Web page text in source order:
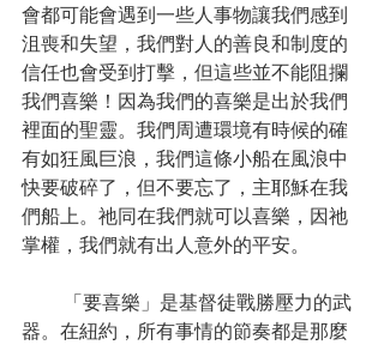
會都可能會遇到一些人事物讓我們感到
沮喪和失望，我們對人的善良和制度的
信任也會受到打擊，但這些並不能阻攔
我們喜樂！因為我們的喜樂是出於我們
裡面的聖靈。我們周遭環境有時候的確
有如狂風巨浪，我們這條小船在風浪中
快要破碎了，但不要忘了，主耶穌在我
們船上。祂同在我們就可以喜樂，因祂
掌權，我們就有出人意外的平安。
器。在紐約，所有事情的節奏都是那麼